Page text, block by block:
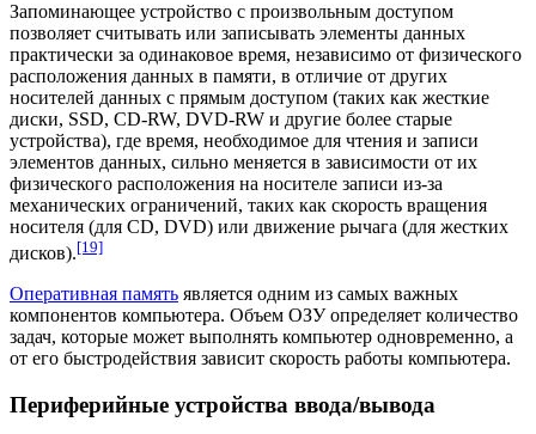
Запоминающее устройство с произвольным доступом
позволяет считывать или записывать элементы данных
практически за одинаковое время, независимо от физического
расположения данных в памяти, в отличие от других
носителей данных с прямым доступом (таких как жесткие
диски, SSD, CD-RW, DVD-RW и другие более старые
устройства), где время, необходимое для чтения и записи
элементов данных, сильно меняется в зависимости от их
физического расположения на носителе записи из-за
механических ограничений, таких как скорость вращения
носителя (для CD, DVD) или движение рычага (для жестких
дисков).[19]
Оперативная память является одним из самых важных
компонентов компьютера. Объем ОЗУ определяет количество
задач, которые может выполнять компьютер одновременно, а
от его быстродействия зависит скорость работы компьютера.
Периферийные устройства ввода/вывода